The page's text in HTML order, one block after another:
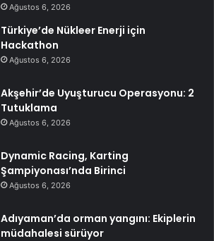
Ağustos 6, 2026
Türkiye’de Nükleer Enerji için
Hackathon
Ağustos 6, 2026
Akşehir’de Uyuşturucu Operasyonu: 2
Tutuklama
Ağustos 6, 2026
Dynamic Racing, Karting
Şampiyonası’nda Birinci
Ağustos 6, 2026
Adıyaman’da orman yangını: Ekiplerin
müdahalesi sürüyor